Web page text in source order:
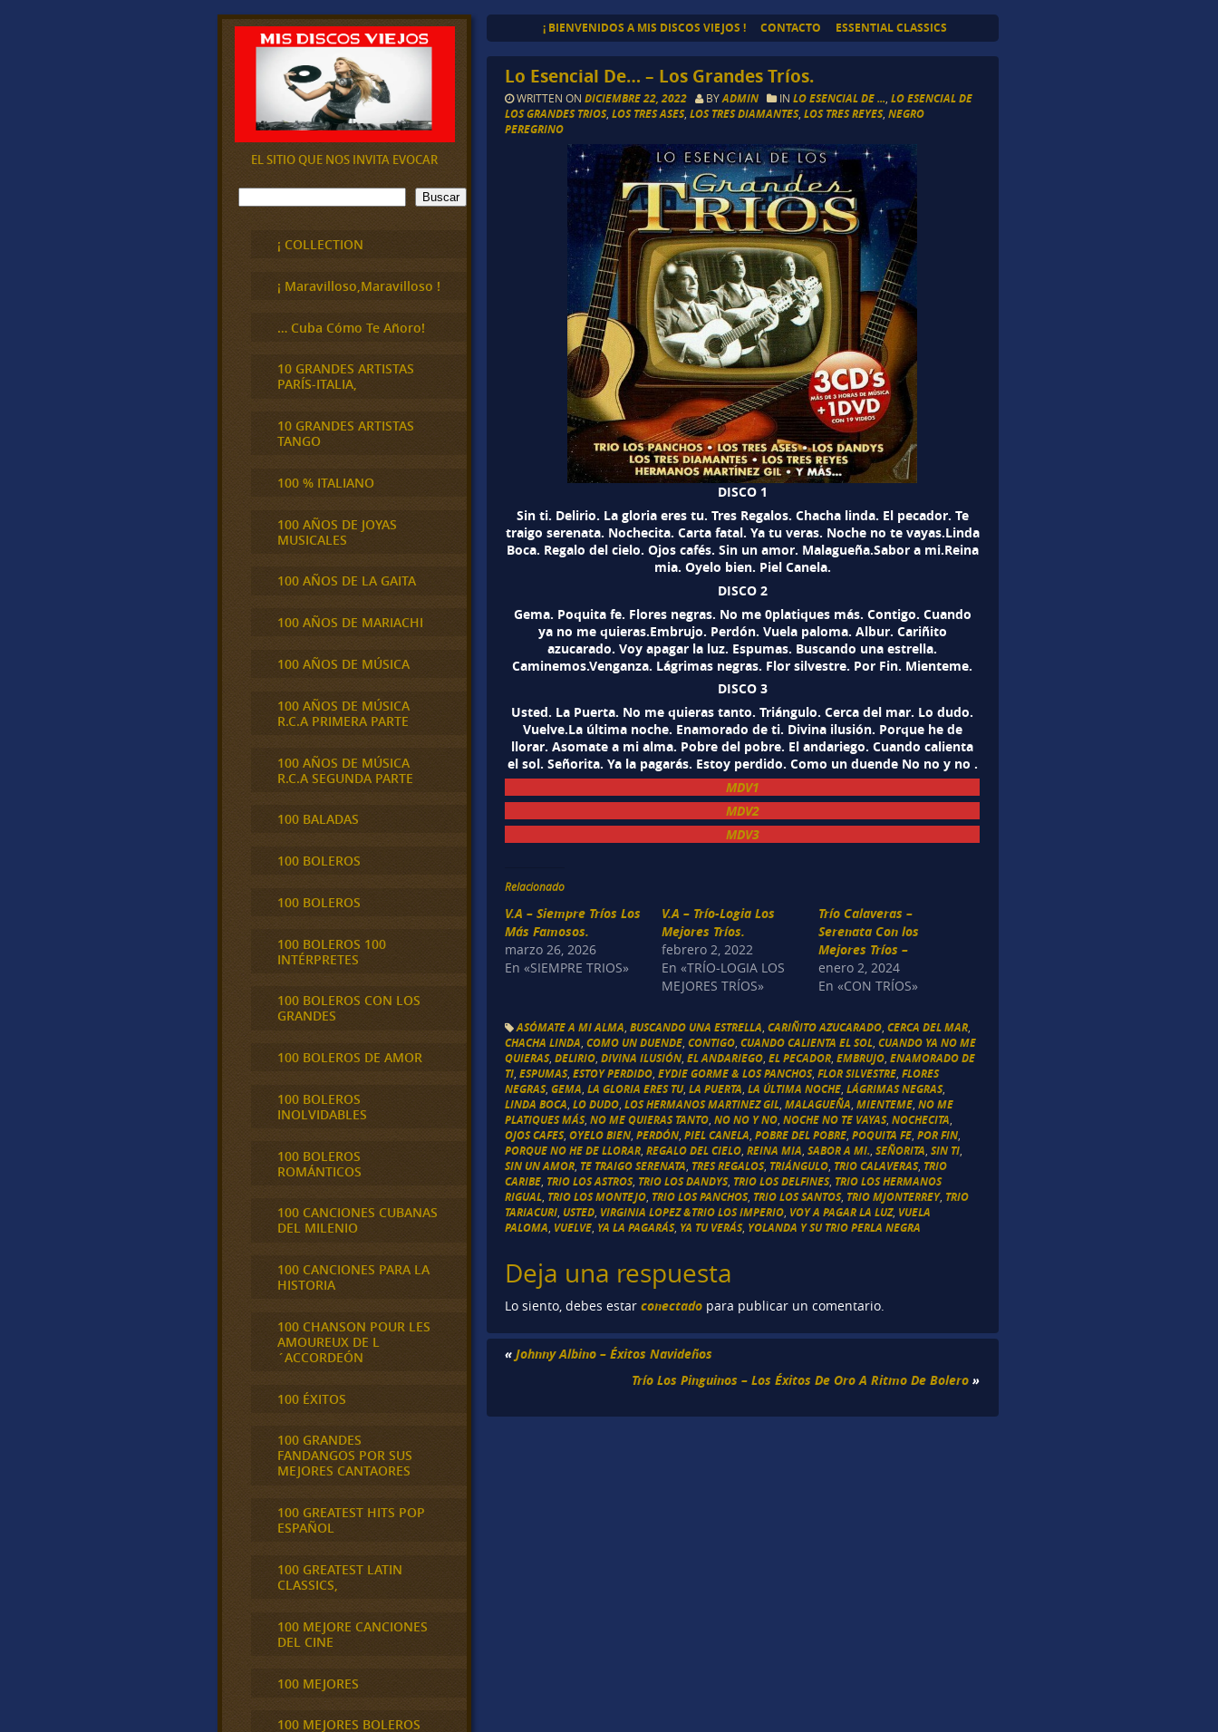
¡ BIENVENIDOS A MIS DISCOS VIEJOS ! CONTACTO ESSENTIAL CLASSICS
Lo Esencial De… – Los Grandes Tríos.
WRITTEN ONDICIEMBRE 22, 2022 BYADMIN INLO ESENCIAL DE ... ,LO ESENCIAL DE
LOS GRANDES TRIOS,LOS TRES ASES,LOS TRES DIAMANTES,LOS TRES REYES,NEGRO
PEREGRINO
DISCO 1
Sin ti. Delirio. La gloria eres tu. Tres Regalos. Chacha linda. El pecador. Te
traigo serenata. Nochecita. Carta fatal. Ya tu veras. Noche no te vayas.Linda
Boca. Regalo del cielo. Ojos cafés. Sin un amor. Malagueña.Sabor a mi.Reina
mia. Oyelo bien. Piel Canela.
DISCO 2
Gema. Poquita fe. Flores negras. No me 0platiques más. Contigo. Cuando
ya no me quieras.Embrujo. Perdón. Vuela paloma. Albur. Cariñito
azucarado. Voy apagar la luz. Espumas. Buscando una estrella.
Caminemos.Venganza. Lágrimas negras. Flor silvestre. Por Fin. Mienteme.
DISCO 3
Usted. La Puerta. No me quieras tanto. Triángulo. Cerca del mar. Lo dudo.
Vuelve.La última noche. Enamorado de ti. Divina ilusión. Porque he de
llorar. Asomate a mi alma. Pobre del pobre. El andariego. Cuando calienta
el sol. Señorita. Ya la pagarás. Estoy perdido. Como un duende No no y no .
MDV1
MDV2
MDV3
Relacionado
V.A – Siempre Tríos Los
Más Famosos.
marzo 26, 2026
En «SIEMPRE TRIOS»
V.A – Trío-Logia Los
Mejores Tríos.
febrero 2, 2022
En «TRÍO-LOGIA LOS
MEJORES TRÍOS»
Trío Calaveras –
Serenata Con los
Mejores Tríos –
enero 2, 2024
En «CON TRÍOS»
ASÓMATE A MI ALMA,BUSCANDO UNA ESTRELLA,CARIÑITO AZUCARADO,CERCA DEL MAR,
CHACHA LINDA,COMO UN DUENDE,CONTIGO,CUANDO CALIENTA EL SOL,CUANDO YA NO ME
QUIERAS,DELIRIO,DIVINA ILUSIÓN,EL ANDARIEGO,EL PECADOR,EMBRUJO,ENAMORADO DE
TI,ESPUMAS,ESTOY PERDIDO,EYDIE GORME & LOS PANCHOS,FLOR SILVESTRE,FLORES
NEGRAS,GEMA,LA GLORIA ERES TU,LA PUERTA,LA ÚLTIMA NOCHE,LÁGRIMAS NEGRAS,
LINDA BOCA,LO DUDO,LOS HERMANOS MARTINEZ GIL,MALAGUEÑA,MIENTEME,NO ME
PLATIQUES MÁS,NO ME QUIERAS TANTO,NO NO Y NO,NOCHE NO TE VAYAS,NOCHECITA,
OJOS CAFES,OYELO BIEN,PERDÓN,PIEL CANELA,POBRE DEL POBRE,POQUITA FE,POR FIN,
PORQUE NO HE DE LLORAR,REGALO DEL CIELO,REINA MIA,SABOR A MI.,SEÑORITA,SIN TI,
SIN UN AMOR, TE TRAIGO SERENATA, TRES REGALOS, TRIÁNGULO, TRIO CALAVERAS, TRIO
CARIBE, TRIO LOS ASTROS, TRIO LOS DANDYS, TRIO LOS DELFINES, TRIO LOS HERMANOS
RIGUAL, TRIO LOS MONTEJO, TRIO LOS PANCHOS, TRIO LOS SANTOS, TRIO MJONTERREY, TRIO
TARIACURI, USTED, VIRGINIA LOPEZ &TRIO LOS IMPERIO, VOY A PAGAR LA LUZ, VUELA
PALOMA, VUELVE, YA LA PAGARÁS, YA TU VERÁS, YOLANDA Y SU TRIO PERLA NEGRA
Deja una respuesta
Lo siento, debes estarconectado para publicar un comentario.
«Johnny Albino – Éxitos Navideños
Trío Los Pinguinos – Los Éxitos De Oro A Ritmo De Bolero »
EL SITIO QUE NOS INVITA EVOCAR
B
u
Buscar
¡ COLLECTION
¡ Maravilloso,Maravilloso !
… Cuba Cómo Te Añoro!
10 GRANDES ARTISTAS
PARÍS-ITALIA,
10 GRANDES ARTISTAS
TANGO
100 % ITALIANO
100 AÑOS DE JOYAS
MUSICALES
100 AÑOS DE LA GAITA
100 AÑOS DE MARIACHI
100 AÑOS DE MÚSICA
100 AÑOS DE MÚSICA
R.C.A PRIMERA PARTE
100 AÑOS DE MÚSICA
R.C.A SEGUNDA PARTE
100 BALADAS
100 BOLEROS
100 BOLEROS
100 BOLEROS 100
INTÉRPRETES
100 BOLEROS CON LOS
GRANDES
100 BOLEROS DE AMOR
100 BOLEROS
INOLVIDABLES
100 BOLEROS
ROMÁNTICOS
100 CANCIONES CUBANAS
DEL MILENIO
100 CANCIONES PARA LA
HISTORIA
100 CHANSON POUR LES
AMOUREUX DE L
´ACCORDEÓN
100 ÉXITOS
100 GRANDES
FANDANGOS POR SUS
MEJORES CANTAORES
100 GREATEST HITS POP
ESPAÑOL
100 GREATEST LATIN
CLASSICS,
100 MEJORE CANCIONES
DEL CINE
100 MEJORES
100 MEJORES BOLEROS